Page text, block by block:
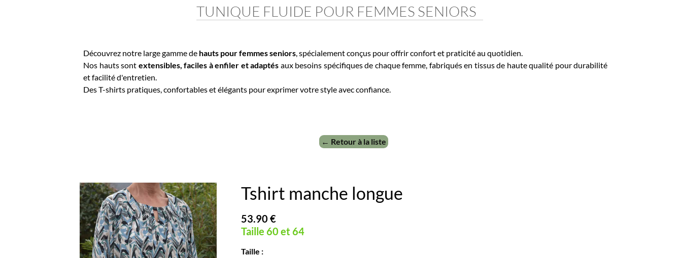
TUNIQUE FLUIDE POUR FEMMES SENIORS
Découvrez notre large gamme dehauts pour femmes seniors, spécialement conçus pour offrir confort et praticité au quotidien.
Nos hauts sontextensibles, faciles à enfiler et adaptésaux besoins spécifiques de chaque femme, fabriqués en tissus de haute qualité pour durabilité
et facilité d'entretien.
Des T-shirts pratiques, confortables et élégants pour exprimer votre style avec confiance.
← Retour à la liste
Tshirt manche longue
53.90 €
Taille 60 et 64
Taille :